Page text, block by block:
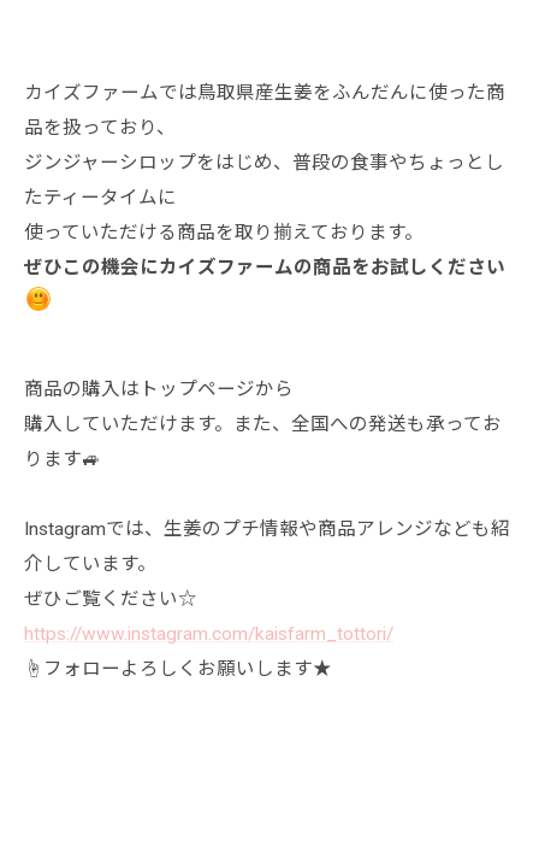
カイズファームでは鳥取県産生姜をふんだんに使った商
品を扱っており、
ジンジャーシロップをはじめ、普段の食事やちょっとし
たティータイムに
使っていただける商品を取り揃えております。
ぜひこの機会にカイズファームの商品をお試しください
商品の購入はトップページから
購入していただけます。また、全国への発送も承ってお
ります🚙
Instagramでは、生姜のプチ情報や商品アレンジなども紹
介しています。
ぜひご覧ください☆
https://www.instagram.com/kaisfarm_tottori/
☝フォローよろしくお願いします★